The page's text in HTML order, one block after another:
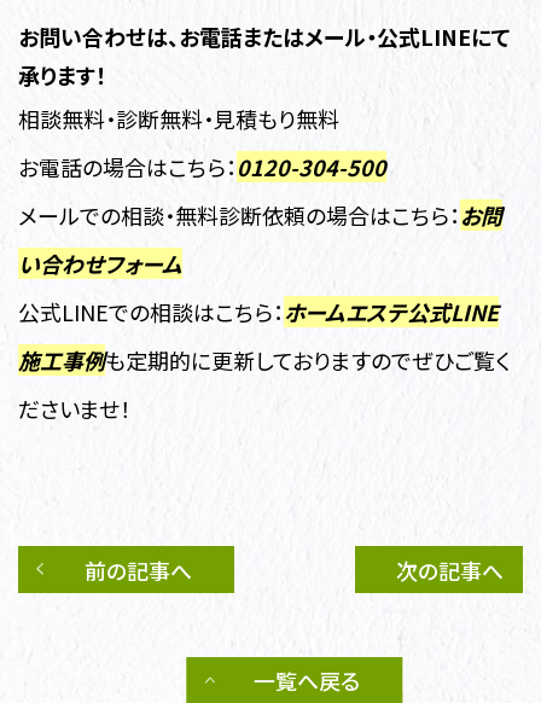
お問い合わせは、お電話またはメール・公式LINEにて
承ります！
相談無料・診断無料・見積もり無料
お電話の場合はこちら：0120-304-500
メールでの相談・無料診断依頼の場合はこちら：お問
い合わせフォーム
公式LINEでの相談はこちら：ホームエステ公式LINE
施工事例も定期的に更新しておりますのでぜひご覧く
ださいませ！
前の記事へ
一覧へ戻る
次の記事へ